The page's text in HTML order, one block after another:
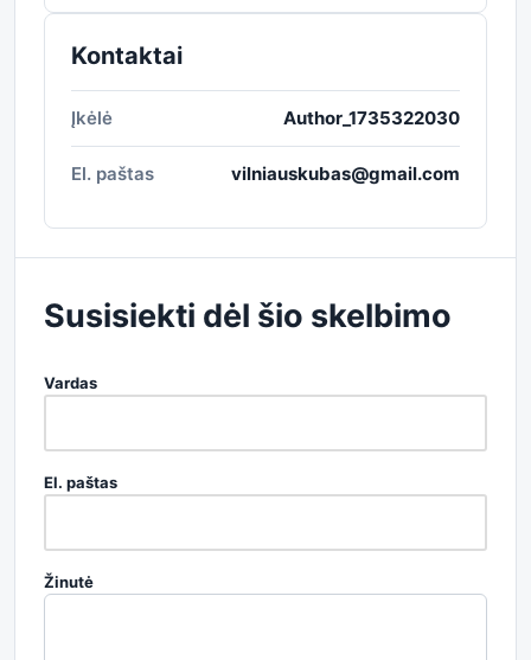
Kontaktai
Įkėlė Author_1735322030
El. paštas vilniauskubas@gmail.com
Susisiekti dėl šio skelbimo
Vardas
El. paštas
Žinutė